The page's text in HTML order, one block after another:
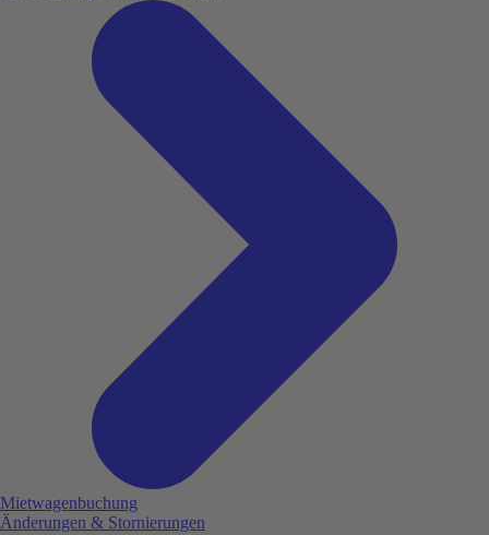
Mietwagenbuchung
Änderungen & Stornierungen